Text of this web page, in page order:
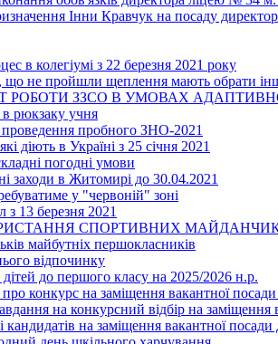
Інни Кравчук на посаду
в колегіумі з 22 березня 2021 року
що не пройшли щеплення мають обрати
РОБОТИ ЗЗСО В УМОВАХ
рюкзаку учня
проведення пробного ЗНО-2021
діють в Україні з 25 січня 2021
погодні умови
заходи в Житомирі до 30.04.2021
у "червоній" зоні
з 13 березня 2021
СПОРТИВНИХ
майбутніх першокласників
відпочинку
дітей до першого класу на 2025/2026 н.р.
конкурс на заміщення вакантної
на конкурсний відбір на
кандидатів на заміщення вакантної